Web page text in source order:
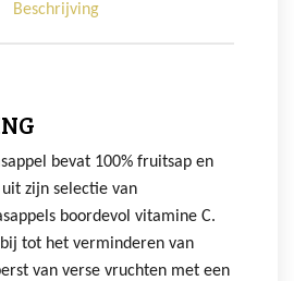
Beschrijving
bevat 100% fruitsap en
zijn selectie van
boordevol vitamine C.
tot het verminderen van
van verse vruchten met een